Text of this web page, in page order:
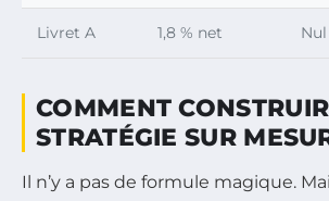
Livret A 1,8 % net Nul
COMMENT
STRATÉGIE SUR
Il n’y a pas de formule magique.